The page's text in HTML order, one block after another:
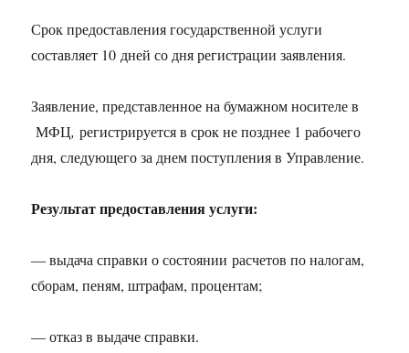
Срок предоставления государственной услуги
составляет 10 дней со дня регистрации заявления.
Заявление, представленное на бумажном носителе в
МФЦ,регистрируется в срок не позднее 1 рабочего
дня, следующего за днем поступления в Управление.
Результат предоставления услуги:
— выдача справки о состоянии расчетов по налогам,
сборам, пеням, штрафам, процентам;
— отказ в выдаче справки.